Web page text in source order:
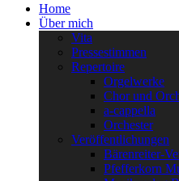
Home
Über mich
Vita
Pressestimmen
Repertoire
Orgelwerke
Chor und
a-cappella
Orchester
Veröffentlichungen
Bärenreiter-
Pfefferkorn